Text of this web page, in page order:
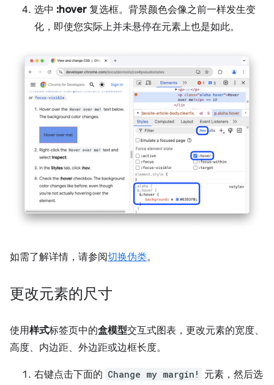
选中 :hover 复选框。背景颜色会像之前一样发生变
化，即使您实际上并未悬停在元素上也是如此。
如需了解详情，请参阅切换伪类。
更改元素的尺寸
使用样式标签页中的盒模型交互式图表，更改元素的宽度、
高度、内边距、外边距或边框长度。
右键点击下面的 Change my margin!
元素，然后选